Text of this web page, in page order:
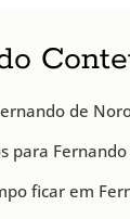
de
para
ficar em